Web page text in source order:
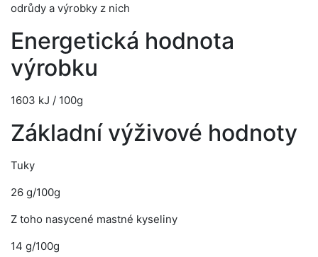
odrůdy a výrobky z nich
Energetická hodnota
výrobku
1603 kJ / 100g
Základní výživové hodnoty
Tuky
26 g/100g
Z toho nasycené mastné kyseliny
14 g/100g